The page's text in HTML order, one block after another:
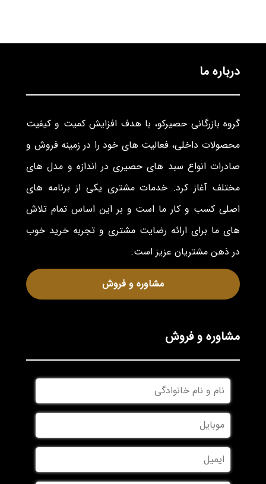
درباره ما
گروه بازرگانی حصیرکو، با هدف افزایش کمیت و کیفیت
محصولات داخلی، فعالیت های خود را در زمینه فروش و
صادرات انواع سبد های حصیری در اندازه و مدل های
مختلف آغاز کرد. خدمات مشتری یکی از برنامه های
اصلی کسب و کار ما است و بر این اساس تمام تلاش
های ما برای ارائه رضایت مشتری و تجربه خرید خوب
در ذهن مشتریان عزیز است.
مشاوره و فروش
مشاوره و فروش
نام
و
نام
خانوادگی
موبایل
ایمیل